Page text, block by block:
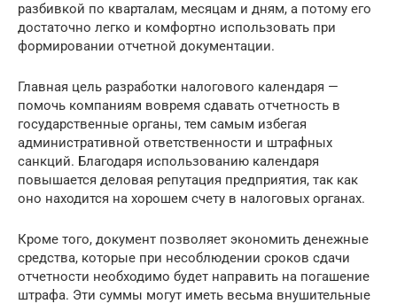
разбивкой по кварталам, месяцам и дням, а потому его
достаточно легко и комфортно использовать при
формировании отчетной документации.
Главная цель разработки налогового календаря —
помочь компаниям вовремя сдавать отчетность в
государственные органы, тем самым избегая
административной ответственности и штрафных
санкций. Благодаря использованию календаря
повышается деловая репутация предприятия, так как
оно находится на хорошем счету в налоговых органах.
Кроме того, документ позволяет экономить денежные
средства, которые при несоблюдении сроков сдачи
отчетности необходимо будет направить на погашение
штрафа. Эти суммы могут иметь весьма внушительные